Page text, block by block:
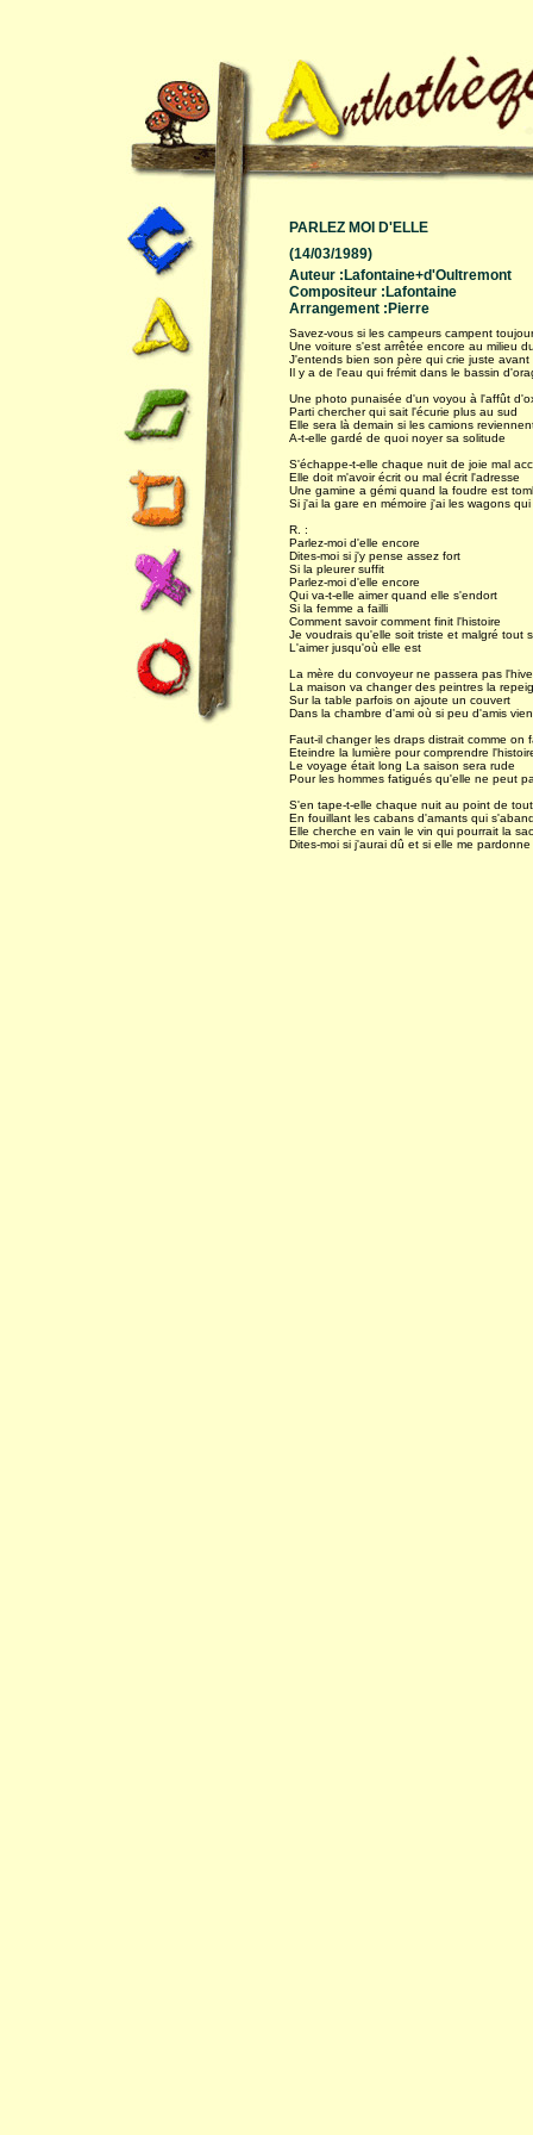
PARLEZ MOI D'ELLE
(14/03/1989)
Auteur :Lafontaine+d'Oultremont
Compositeur :Lafontaine
Arrangement :Pierre
Savez-vous si les campeurs campent
Une voiture s'est arrêtée encore au milieu
J'entends bien son père qui crie juste avant
Il y a de l'eau qui frémit dans le bassin
Une photo punaisée d'un voyou à l'affût
Parti chercher qui sait l'écurie plus au sud
Elle sera là demain si les camions
A-t-elle gardé de quoi noyer sa solitude
S'échappe-t-elle chaque nuit de joie mal
Elle doit m'avoir écrit ou mal écrit l'adresse
Une gamine a gémi quand la foudre est
Si j'ai la gare en mémoire j'ai les wagons
R. :
Parlez-moi d'elle encore
Dites-moi si j'y pense assez fort
Si la pleurer suffit
Parlez-moi d'elle encore
Qui va-t-elle aimer quand elle s'endort
Si la femme a failli
Comment savoir comment finit l'histoire
Je voudrais qu'elle soit triste et malgré tout
L'aimer jusqu'où elle est
La mère du convoyeur ne passera pas
La maison va changer des peintres la
Sur la table parfois on ajoute un couvert
Dans la chambre d'ami où si peu d'amis
Faut-il changer les draps distrait comme on
Eteindre la lumière pour comprendre
Le voyage était long La saison sera rude
Pour les hommes fatigués qu'elle ne peut
S'en tape-t-elle chaque nuit au point de
En fouillant les cabans d'amants qui
Elle cherche en vain le vin qui pourrait la
Dites-moi si j'aurai dû et si elle me pardonne